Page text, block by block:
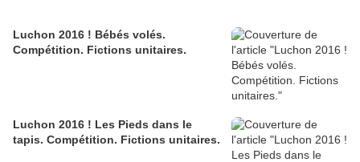
Luchon 2016 ! Bébés volés.
Compétition. Fictions unitaires.
Luchon 2016 ! Les Pieds dans le
tapis. Compétition. Fictions unitaires.